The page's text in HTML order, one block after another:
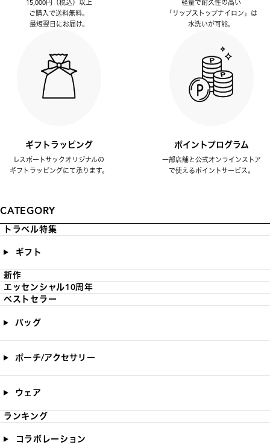
15,000円（税込）以上
ご購入で送料無料。
最短翌日にお届け。
軽量で耐久性の高い
「リップストップナイロン」は
水洗いが可能。
ギフトラッピング
レスポートサックオリジナルの
ギフトラッピングにて承ります。
ポイントプログラム
一部店舗と公式オンラインストア
で使えるポイントサービス。
CATEGORY
トラベル特集
ギフト
新作
エッセンシャル10周年
ベストセラー
バッグ
ポーチ/アクセサリー
ウェア
ランキング
コラボレーション